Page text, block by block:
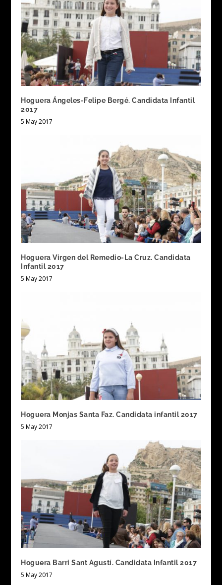
Hoguera Ángeles-Felipe Bergé. Candidata Infantil
2017
5 May 2017
Hoguera Virgen del Remedio-La Cruz. Candidata
Infantil 2017
5 May 2017
Hoguera Monjas Santa Faz. Candidata infantil 2017
5 May 2017
Hoguera Barri Sant Agustí. Candidata Infantil 2017
5 May 2017